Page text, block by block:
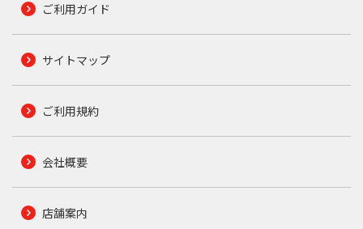
ご利用ガイド
サイトマップ
ご利用規約
会社概要
店舗案内